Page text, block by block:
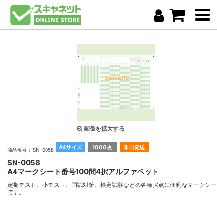
画像を拡大する
A4サイズ 1000枚 即日発送
商品番号： SN-0058
SN-0058
A4マークシート番号100問4択アルファベット
定期テスト、小テスト、国試対策、検定試験などの各種採点に便利なマークシ
です。